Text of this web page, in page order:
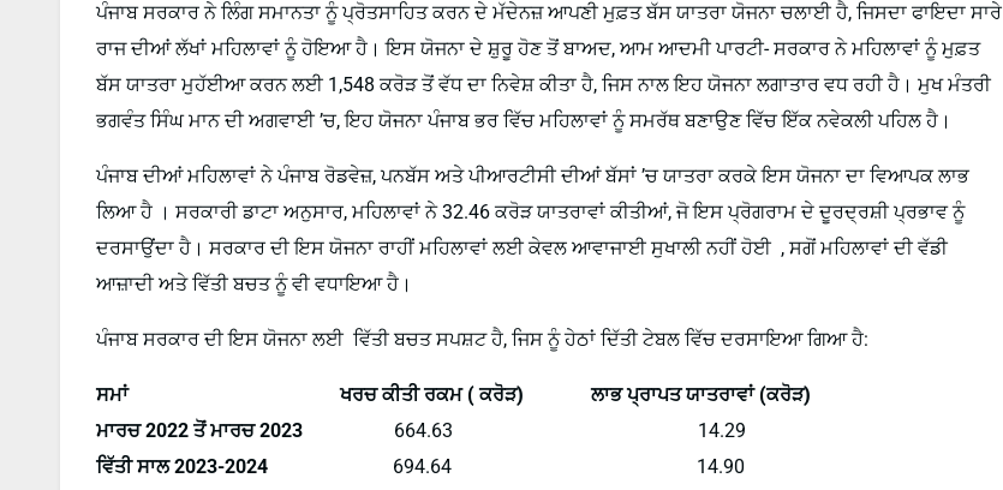
ਪੰਜਾਬ ਸਰਕਾਰ ਨੇ ਲਿੰਗ ਸਮਾਨਤਾ ਨੂੰ ਪ੍ਰੋਤਸਾਹਿਤ ਕਰਨ ਦੇ ਮੱਦੇਨਜ਼ ਆਪਣੀ ਮੁਫ਼ਤ ਬੱਸ ਯਾਤਰਾ ਯੋਜਨਾ ਚਲਾਈ ਹੈ, ਜਿਸਦਾ ਫਾਇਦਾ ਸਾਰੇ
ਰਾਜ ਦੀਆਂ ਲੱਖਾਂ ਮਹਿਲਾਵਾਂ ਨੂੰ ਹੋਇਆ ਹੈ। ਇਸ ਯੋਜਨਾ ਦੇ ਸ਼ੁਰੂ ਹੋਣ ਤੋਂ ਬਾਅਦ, ਆਮ ਆਦਮੀ ਪਾਰਟੀ- ਸਰਕਾਰ ਨੇ ਮਹਿਲਾਵਾਂ ਨੂੰ ਮੁਫ਼ਤ
ਬੱਸ ਯਾਤਰਾ ਮੁਹੱਈਆ ਕਰਨ ਲਈ 1,548 ਕਰੋੜ ਤੋਂ ਵੱਧ ਦਾ ਨਿਵੇਸ਼ ਕੀਤਾ ਹੈ, ਜਿਸ ਨਾਲ ਇਹ ਯੋਜਨਾ ਲਗਾਤਾਰ ਵਧ ਰਹੀ ਹੈ। ਮੁਖ ਮੰਤਰੀ
ਭਗਵੰਤ ਸਿੰਘ ਮਾਨ ਦੀ ਅਗਵਾਈ ’ਚ, ਇਹ ਯੋਜਨਾ ਪੰਜਾਬ ਭਰ ਵਿੱਚ ਮਹਿਲਾਵਾਂ ਨੂੰ ਸਮਰੱਥ ਬਣਾਉਣ ਵਿੱਚ ਇੱਕ ਨਵੇਕਲੀ ਪਹਿਲ ਹੈ।
ਪੰਜਾਬ ਦੀਆਂ ਮਹਿਲਾਵਾਂ ਨੇ ਪੰਜਾਬ ਰੋਡਵੇਜ਼, ਪਨਬੱਸ ਅਤੇ ਪੀਆਰਟੀਸੀ ਦੀਆਂ ਬੱਸਾਂ ’ਚ ਯਾਤਰਾ ਕਰਕੇ ਇਸ ਯੋਜਨਾ ਦਾ ਵਿਆਪਕ ਲਾਭ
ਲਿਆ ਹੈ । ਸਰਕਾਰੀ ਡਾਟਾ ਅਨੁਸਾਰ, ਮਹਿਲਾਵਾਂ ਨੇ 32.46 ਕਰੋੜ ਯਾਤਰਾਵਾਂ ਕੀਤੀਆਂ, ਜੋ ਇਸ ਪ੍ਰੋਗਰਾਮ ਦੇ ਦੂਰਦ੍ਰਸ਼ੀ ਪ੍ਰਭਾਵ ਨੂੰ
ਦਰਸਾਉਂਦਾ ਹੈ। ਸਰਕਾਰ ਦੀ ਇਸ ਯੋਜਨਾ ਰਾਹੀਂ ਮਹਿਲਾਵਾਂ ਲਈ ਕੇਵਲ ਆਵਾਜਾਈ ਸੁਖਾਲੀ ਨਹੀਂ ਹੋਈ , ਸਗੋਂ ਮਹਿਲਾਵਾਂ ਦੀ ਵੱਡੀ
ਆਜ਼ਾਦੀ ਅਤੇ ਵਿੱਤੀ ਬਚਤ ਨੂੰ ਵੀ ਵਧਾਇਆ ਹੈ।
ਪੰਜਾਬ ਸਰਕਾਰ ਦੀ ਇਸ ਯੋਜਨਾ ਲਈ ਵਿੱਤੀ ਬਚਤ ਸਪਸ਼ਟ ਹੈ, ਜਿਸ ਨੂੰ ਹੇਠਾਂ ਦਿੱਤੀ ਟੇਬਲ ਵਿੱਚ ਦਰਸਾਇਆ ਗਿਆ ਹੈ:
ਸਮਾਂ ਖਰਚ ਕੀਤੀ ਰਕਮ ( ਕਰੋੜ)
ਲਾਭ ਪ੍ਰਾਪਤ ਯਾਤਰਾਵਾਂ (ਕਰੋੜ)
ਮਾਰਚ 2022 ਤੋਂ ਮਾਰਚ 2023
664.63 14.29
ਵਿੱਤੀ ਸਾਲ 2023-2024
694.64 14.90